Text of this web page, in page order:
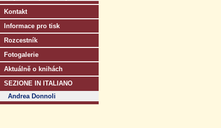
Kontakt
Informace pro tisk
Rozcestník
Fotogalerie
Aktuálně o knihách
SEZIONE IN ITALIANO
Andrea Donnoli